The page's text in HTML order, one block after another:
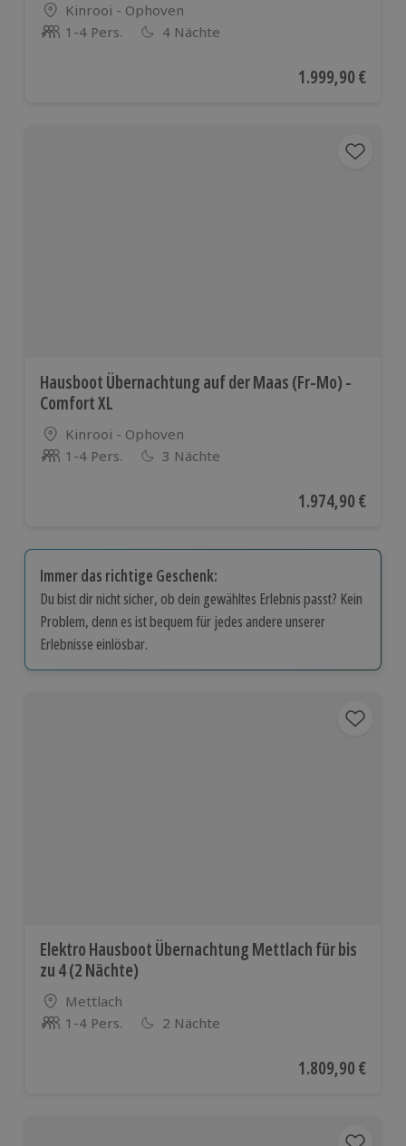
Standort
Kinrooi - Ophoven
Anzahl der Teilnehmer
1-4 Pers. 4 Nächte
Aktueller Preis
1.999,90 €
Hausboot Übernachtung auf der Maas (Fr-Mo) -
Comfort XL
Standort
Kinrooi - Ophoven
Anzahl der Teilnehmer
1-4 Pers. 3 Nächte
Aktueller Preis
1.974,90 €
Immer das richtige Geschenk:
Du bist dir nicht sicher, ob dein gewähltes Erlebnis passt? Kein
Problem, denn es ist bequem für jedes andere unserer
Erlebnisse einlösbar.
Elektro Hausboot Übernachtung Mettlach für bis
zu 4 (2 Nächte)
Standort
Mettlach
Anzahl der Teilnehmer
1-4 Pers. 2 Nächte
Aktueller Preis
1.809,90 €